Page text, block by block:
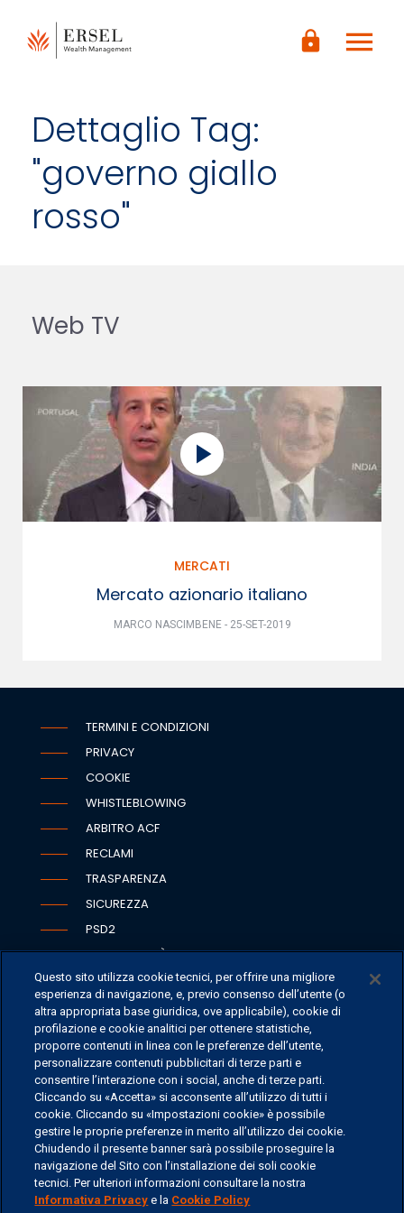
CONTENUTO
PRINCIPALE
PAGINA
lock menu
Dettaglio Tag:
"governo giallo
rosso"
Web TV
MERCATI
Mercato azionario italiano
MARCO NASCIMBENE - 25-SET-2019
TERMINI E CONDIZIONI
PRIVACY
COOKIE
WHISTLEBLOWING
ARBITRO ACF
RECLAMI
TRASPARENZA
SICUREZZA
PSD2
ACCESSIBILITÀ
SEDI
CONTATTI
CONTATTI PER I MEDIA
FAQ
LAVORA CON NOI
©2026 ERSEL BANCA PRIVATA - P.IVA 11894590154
Questo sito utilizza cookie tecnici, per offrire una migliore
esperienza di navigazione, e, previo consenso dell’utente (o
altra appropriata base giuridica, ove applicabile), cookie di
profilazione e cookie analitici per ottenere statistiche,
proporre contenuti in linea con le preferenze dell’utente,
personalizzare contenuti pubblicitari di terze parti e
consentire l’interazione con i social, anche di terze parti.
Cliccando su «Accetta» si acconsente all’utilizzo di tutti i
cookie. Cliccando su «Impostazioni cookie» è possibile
gestire le proprie preferenze in merito all’utilizzo dei cookie.
Chiudendo il presente banner sarà possibile proseguire la
navigazione del Sito con l’installazione dei soli cookie
tecnici. Per ulteriori informazioni consultare la nostra
Informativa Privacy e la Cookie Policy